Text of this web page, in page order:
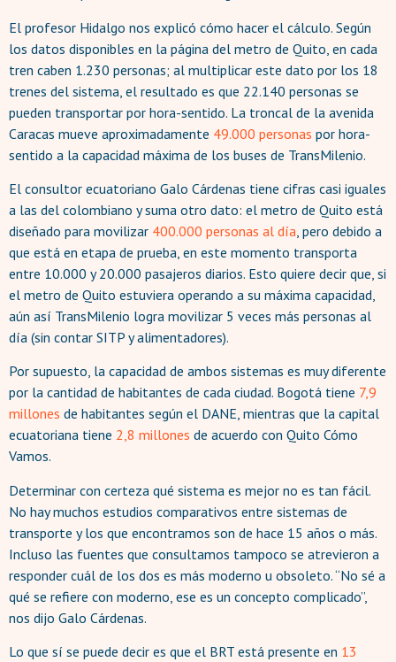
El profesor Hidalgo nos explicó cómo hacer el cálculo. Según
los datos disponibles en la página del metro de Quito, en cada
tren caben 1.230 personas; al multiplicar este dato por los 18
trenes del sistema, el resultado es que 22.140 personas se
pueden transportar por hora-sentido. La troncal de la avenida
Caracas mueve aproximadamente 49.000 personas por hora-
sentido a la capacidad máxima de los buses de TransMilenio.
El consultor ecuatoriano Galo Cárdenas tiene cifras casi iguales
a las del colombiano y suma otro dato: el metro de Quito está
diseñado para movilizar 400.000 personas al día , pero debido a
que está en etapa de prueba, en este momento transporta
entre 10.000 y 20.000 pasajeros diarios. Esto quiere decir que, si
el metro de Quito estuviera operando a su máxima capacidad,
aún así TransMilenio logra movilizar 5 veces más personas al
día (sin contar SITP y alimentadores).
Por supuesto, la capacidad de ambos sistemas es muy diferente
por la cantidad de habitantes de cada ciudad. Bogotá tiene 7,9
millones de habitantes según el DANE, mientras que la capital
ecuatoriana tiene 2,8 millones de acuerdo con Quito Cómo
Vamos.
Determinar con certeza qué sistema es mejor no es tan fácil.
No hay muchos estudios comparativos entre sistemas de
transporte y los que encontramos son de hace 15 años o más.
Incluso las fuentes que consultamos tampoco se atrevieron a
responder cuál de los dos es más moderno u obsoleto. “No sé a
qué se refiere con moderno, ese es un concepto complicado”,
nos dijo Galo Cárdenas.
Lo que sí se puede decir es que el BRT está presente en 13